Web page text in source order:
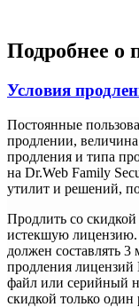
Подробнее о
Условия
Постоянные
продлении,
продления и типа
на Dr.Web Family
утилит и решений,
Продлить со
истекшую лицензию.
должен составлять 3
продления лицензий
файл или серийный
скидкой только один